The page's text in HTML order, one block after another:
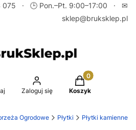
075 · 🕒 Pon.–Pt. 9:00–17:00 · ✉
sklep@bruksklep.pl
wyszukiwarkę
Zaloguj się
Produkty w
Koszyk
Ogrodowe Płytki Płytki kamienne